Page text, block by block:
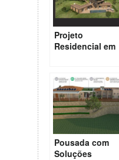
Projeto
Residencial em
Janeiro
Pousada com
Soluções